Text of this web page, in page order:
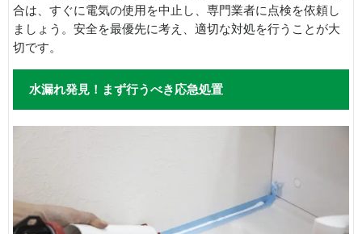
合は、すぐに電気の使用を中止し、専門業者に点検を依頼し
ましょう。安全を最優先に考え、適切な対処を行うことが大
切です。
水漏れ発見！まず行うべき応急処置